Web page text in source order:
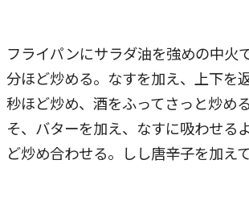
フライパンにサラダ油を強めの中火
分ほど炒める。なすを加え、上下を
秒ほど炒め、酒をふってさっと炒め
そ、バターを加え、なすに吸わせる
ど炒め合わせる。しし唐辛子を加え